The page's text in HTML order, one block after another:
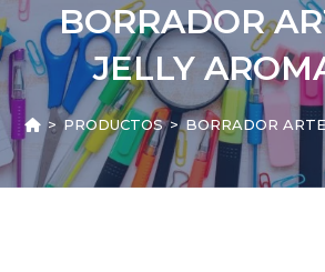
BORRADOR
JELLY
> PRODUCTOS > BORRADOR